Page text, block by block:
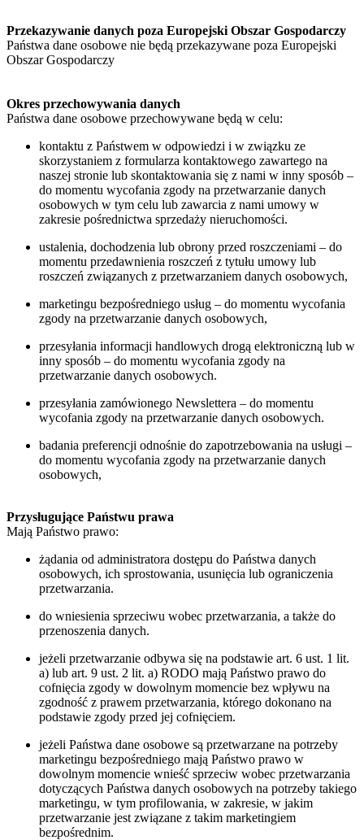
Przekazywanie danych poza Europejski Obszar Gospodarczy
Państwa dane osobowe nie będą przekazywane poza Europejski
Obszar Gospodarczy
Okres przechowywania danych
Państwa dane osobowe przechowywane będą w celu:
kontaktu z Państwem w odpowiedzi i w związku ze
skorzystaniem z formularza kontaktowego zawartego na
naszej stronie lub skontaktowania się z nami w inny sposób –
do momentu wycofania zgody na przetwarzanie danych
osobowych w tym celu lub zawarcia z nami umowy w
zakresie pośrednictwa sprzedaży nieruchomości.
ustalenia, dochodzenia lub obrony przed roszczeniami – do
momentu przedawnienia roszczeń z tytułu umowy lub
roszczeń związanych z przetwarzaniem danych osobowych,
marketingu bezpośredniego usług – do momentu wycofania
zgody na przetwarzanie danych osobowych,
przesyłania informacji handlowych drogą elektroniczną lub w
inny sposób – do momentu wycofania zgody na
przetwarzanie danych osobowych.
przesyłania zamówionego Newslettera – do momentu
wycofania zgody na przetwarzanie danych osobowych.
badania preferencji odnośnie do zapotrzebowania na usługi –
do momentu wycofania zgody na przetwarzanie danych
osobowych,
Przysługujące Państwu prawa
Mają Państwo prawo:
żądania od administratora dostępu do Państwa danych
osobowych, ich sprostowania, usunięcia lub ograniczenia
przetwarzania.
do wniesienia sprzeciwu wobec przetwarzania, a także do
przenoszenia danych.
jeżeli przetwarzanie odbywa się na podstawie art. 6 ust. 1 lit.
a) lub art. 9 ust. 2 lit. a) RODO mają Państwo prawo do
cofnięcia zgody w dowolnym momencie bez wpływu na
zgodność z prawem przetwarzania, którego dokonano na
podstawie zgody przed jej cofnięciem.
jeżeli Państwa dane osobowe są przetwarzane na potrzeby
marketingu bezpośredniego mają Państwo prawo w
dowolnym momencie wnieść sprzeciw wobec przetwarzania
dotyczących Państwa danych osobowych na potrzeby takiego
marketingu, w tym profilowania, w zakresie, w jakim
przetwarzanie jest związane z takim marketingiem
bezpośrednim.